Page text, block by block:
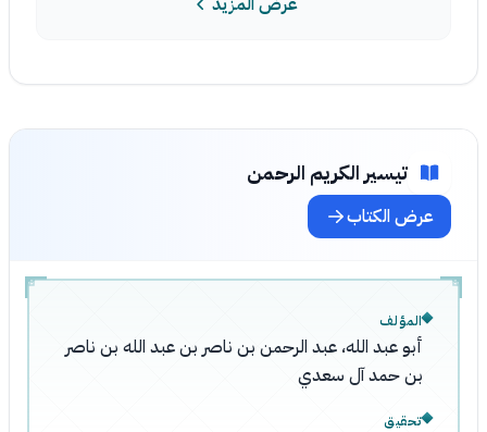
تيسير الكريم الرحمن
عرض الكتاب
المؤلف
أبو عبد الله، عبد الرحمن بن ناصر بن عبد الله بن ناصر
بن حمد آل سعدي
تحقيق